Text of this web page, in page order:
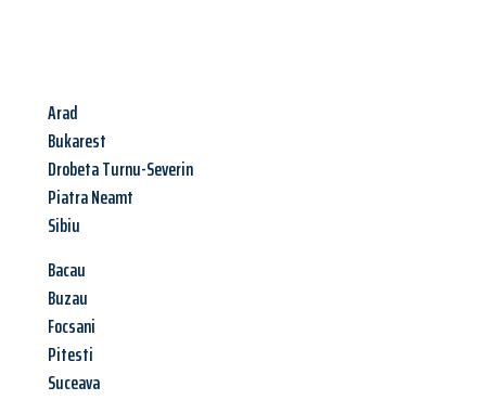
Arad
Bukarest
Drobeta Turnu-Severin
Piatra Neamt
Sibiu
Bacau
Buzau
Focsani
Pitesti
Suceava